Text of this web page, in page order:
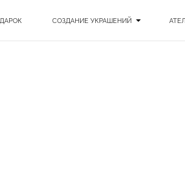
СОЗДАНИЕ УКРАШЕНИЙ